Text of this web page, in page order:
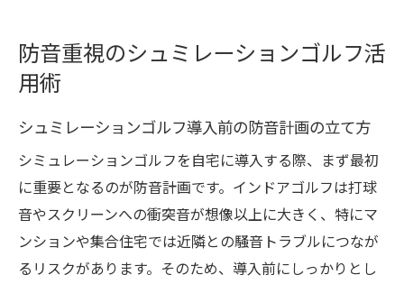
防音重視のシュミレーションゴルフ活
用術
シュミレーションゴルフ導入前の防音計画の立て方
シミュレーションゴルフを自宅に導入する際、まず最初
に重要となるのが防音計画です。インドアゴルフは打球
音やスクリーンへの衝突音が想像以上に大きく、特にマ
ンションや集合住宅では近隣との騒音トラブルにつなが
るリスクがあります。そのため、導入前にしっかりとし